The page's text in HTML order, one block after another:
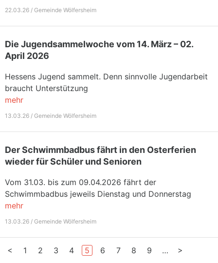
22.03.26 / Gemeinde Wölfersheim
Die Jugendsammelwoche vom 14. März – 02.
April 2026
Hessens Jugend sammelt. Denn sinnvolle Jugendarbeit
braucht Unterstützung
mehr
13.03.26 / Gemeinde Wölfersheim
Der Schwimmbadbus fährt in den Osterferien
wieder für Schüler und Senioren
Vom 31.03. bis zum 09.04.2026 fährt der
Schwimmbadbus jeweils Dienstag und Donnerstag
mehr
13.03.26 / Gemeinde Wölfersheim
< 1 2 3 4 5 6 7 8 9 … >